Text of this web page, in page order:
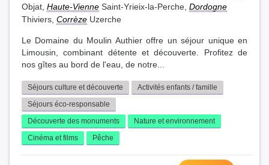
Objat, Haute-Vienne Saint-Yrieix-la-Perche, Dordogne
Thiviers, Corrèze Uzerche
Le Domaine du Moulin Authier offre un séjour unique en
Limousin, combinant détente et découverte. Profitez de
nos gîtes au bord de l'eau, de notre...
Séjours culture et découverte
Activités enfants / famille
Séjours éco-responsable
Découverte des monuments
Nature et environnement
Cinéma et films
Pêche